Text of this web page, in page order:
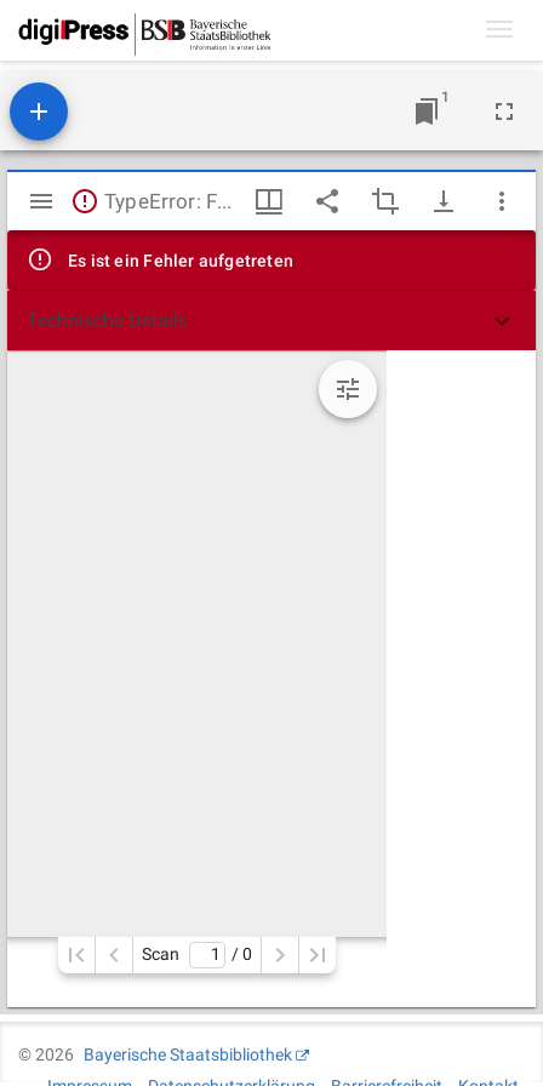
1
Mirador
Viewer
TypeError: Failed to fetch
Es ist ein Fehler aufgetreten
Technische Details
Scan / 0
©2026
Bayerische Staatsbibliothek